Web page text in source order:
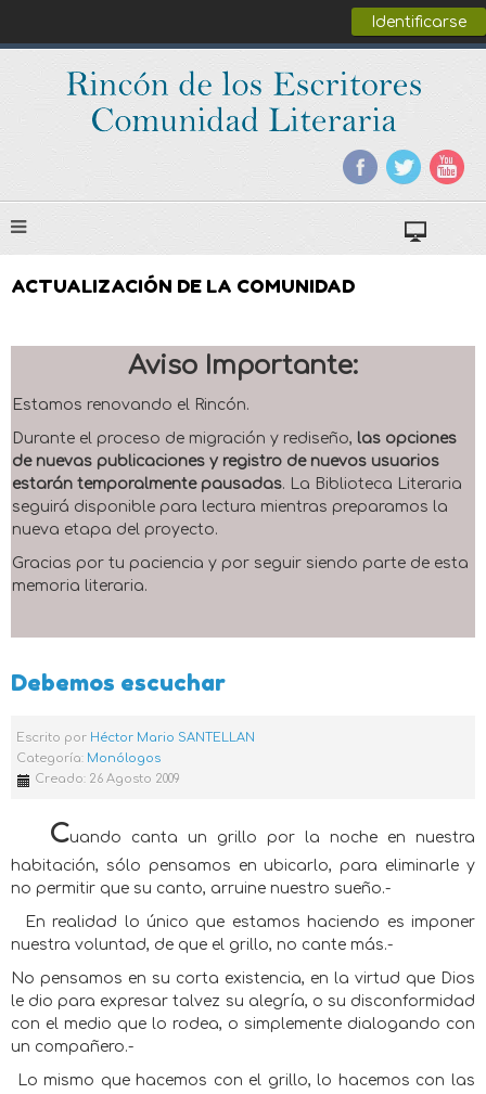
Identificarse
ACTUALIZACIÓN DE LA COMUNIDAD
Aviso Importante:
Estamos renovando el Rincón.
Durante el proceso de migración y rediseño, las opciones
de nuevas publicaciones y registro de nuevos usuarios
estarán temporalmente pausadas. La Biblioteca Literaria
seguirá disponible para lectura mientras preparamos la
nueva etapa del proyecto.
Gracias por tu paciencia y por seguir siendo parte de esta
memoria literaria.
Debemos escuchar
Escrito por Héctor Mario SANTELLAN
Categoría: Monólogos
Creado: 26 Agosto 2009
Cuando canta un grillo por la noche en nuestra
habitación, sólo pensamos en ubicarlo, para eliminarle y
no permitir que su canto, arruine nuestro sueño.-
En realidad lo único que estamos haciendo es imponer
nuestra voluntad, de que el grillo, no cante más.-
No pensamos en su corta existencia, en la virtud que Dios
le dio para expresar talvez su alegría, o su disconformidad
con el medio que lo rodea, o simplemente dialogando con
un compañero.-
Lo mismo que hacemos con el grillo, lo hacemos con las